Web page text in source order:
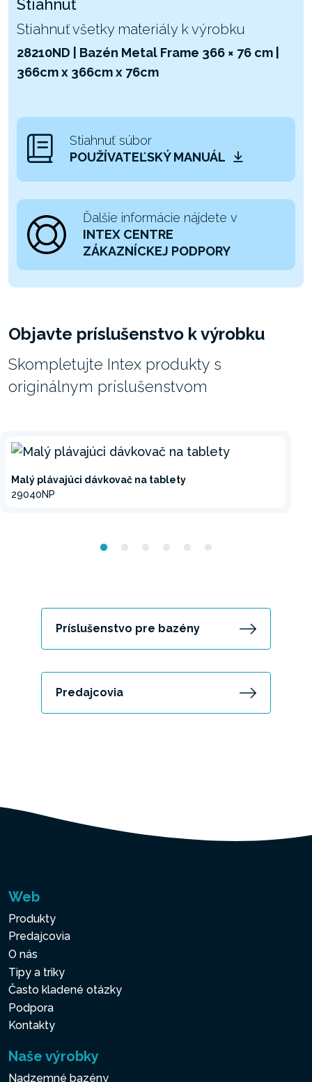
Stiahnuť
Stiahnuť všetky materiály k výrobku
28210ND | Bazén Metal Frame 366 × 76 cm |
366cm x 366cm x 76cm
Stiahnuť súbor
POUŽÍVATEĽSKÝ MANUÁL
Ďalšie informácie nájdete v
INTEX CENTRE
ZÁKAZNÍCKEJ PODPORY
Objavte príslušenstvo k výrobku
Skompletujte Intex produkty s
originálnym príslušenstvom
Malý plávajúci dávkovač na tablety
29040NP
Príslušenstvo pre bazény
Predajcovia
Web
Produkty
Predajcovia
O nás
Tipy a triky
Často kladené otázky
Podpora
Kontakty
Naše výrobky
Nadzemné bazény